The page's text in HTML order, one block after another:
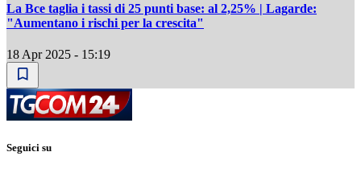
La Bce taglia i tassi di 25 punti base: al 2,25% | Lagarde:
"Aumentano i rischi per la crescita"
18 Apr 2025 - 15:19
Seguici su